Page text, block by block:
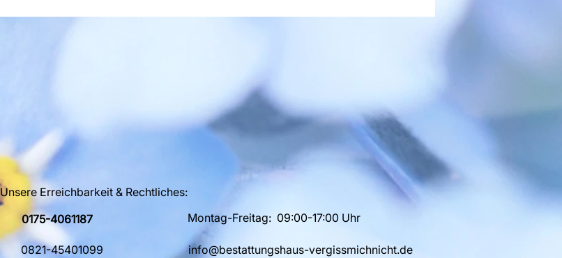
Unsere Erreichbarkeit & Rechtliches:
0175-4061187
0821-45401099
Montag-Freitag: 09:00-17:00 Uhr
info@bestattungshaus-vergissmichnicht.de